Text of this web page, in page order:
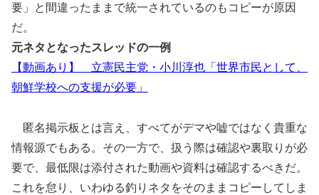
要」と間違ったままで統一されているのもコピーが原因
だ。
元ネタとなったスレッドの一例
【動画あり】 立憲民主党・小川淳也「世界市民として、
朝鮮学校への支援が必要」
匿名掲示板とは言え、すべてがデマや嘘ではなく貴重な
情報源でもある。その一方で、扱う際は確認や裏取りが必
要で、最低限は添付された動画や資料は確認するべきだ。
これを怠り、いわゆる釣りネタをそのままコピーしてしま